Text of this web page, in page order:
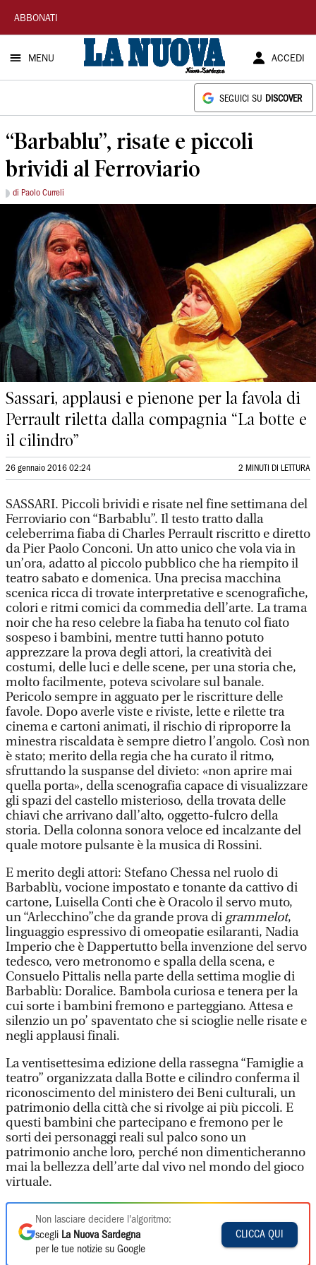
La
Nuova
Sardegna
ABBONATI
MENU ACCEDI
SEGUICI SU DISCOVER
“Barbablu”, risate e piccoli
brividi al Ferroviario
di Paolo Curreli
Sassari, applausi e pienone per la favola di
Perrault riletta dalla compagnia “La botte e
il cilindro”
26 gennaio 2016 02:24 2 MINUTI DI LETTURA
SASSARI. Piccoli brividi e risate nel fine settimana del
Ferroviario con “Barbablu”. Il testo tratto dalla
celeberrima fiaba di Charles Perrault riscritto e diretto
da Pier Paolo Conconi. Un atto unico che vola via in
un’ora, adatto al piccolo pubblico che ha riempito il
teatro sabato e domenica. Una precisa macchina
scenica ricca di trovate interpretative e scenografiche,
colori e ritmi comici da commedia dell’arte. La trama
noir che ha reso celebre la fiaba ha tenuto col fiato
sospeso i bambini, mentre tutti hanno potuto
apprezzare la prova degli attori, la creatività dei
costumi, delle luci e delle scene, per una storia che,
molto facilmente, poteva scivolare sul banale.
Pericolo sempre in agguato per le riscritture delle
favole. Dopo averle viste e riviste, lette e rilette tra
cinema e cartoni animati, il rischio di riproporre la
minestra riscaldata è sempre dietro l’angolo. Così non
è stato; merito della regia che ha curato il ritmo,
sfruttando la suspanse del divieto: «non aprire mai
quella porta», della scenografia capace di visualizzare
gli spazi del castello misterioso, della trovata delle
chiavi che arrivano dall’alto, oggetto-fulcro della
storia. Della colonna sonora veloce ed incalzante del
quale motore pulsante è la musica di Rossini.
E merito degli attori: Stefano Chessa nel ruolo di
Barbablù, vocione impostato e tonante da cattivo di
cartone, Luisella Conti che è Oracolo il servo muto,
un “Arlecchino”che da grande prova di grammelot,
linguaggio espressivo di omeopatie esilaranti, Nadia
Imperio che è Dappertutto bella invenzione del servo
tedesco, vero metronomo e spalla della scena, e
Consuelo Pittalis nella parte della settima moglie di
Barbablù: Doralice. Bambola curiosa e tenera per la
cui sorte i bambini fremono e parteggiano. Attesa e
silenzio un po’ spaventato che si scioglie nelle risate e
negli applausi finali.
La ventisettesima edizione della rassegna “Famiglie a
teatro” organizzata dalla Botte e cilindro conferma il
riconoscimento del ministero dei Beni culturali, un
patrimonio della città che si rivolge ai più piccoli. E
questi bambini che partecipano e fremono per le
sorti dei personaggi reali sul palco sono un
patrimonio anche loro, perché non dimenticheranno
mai la bellezza dell’arte dal vivo nel mondo del gioco
virtuale.
Non lasciare decidere l'algoritmo:
scegli La Nuova Sardegna
per le tue notizie su Google
CLICCA QUI